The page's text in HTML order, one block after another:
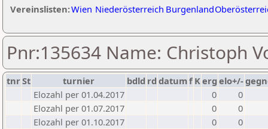
Vereinslisten:Wien Niederösterreich Burgenland
Pnr:135634 Name: Christoph
tnrSt turnier bdld rd datumf Kerg elo+/-
Elozahl per 01.04.2017
0
0
Elozahl per 01.07.2017
0
0
Elozahl per 01.10.2017
0
0